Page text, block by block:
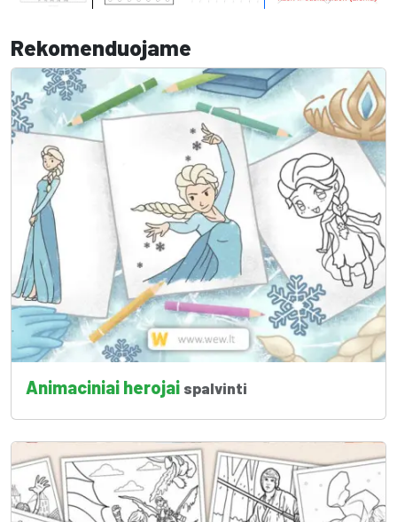
Rekomenduojame
Animaciniai herojai spalvinti